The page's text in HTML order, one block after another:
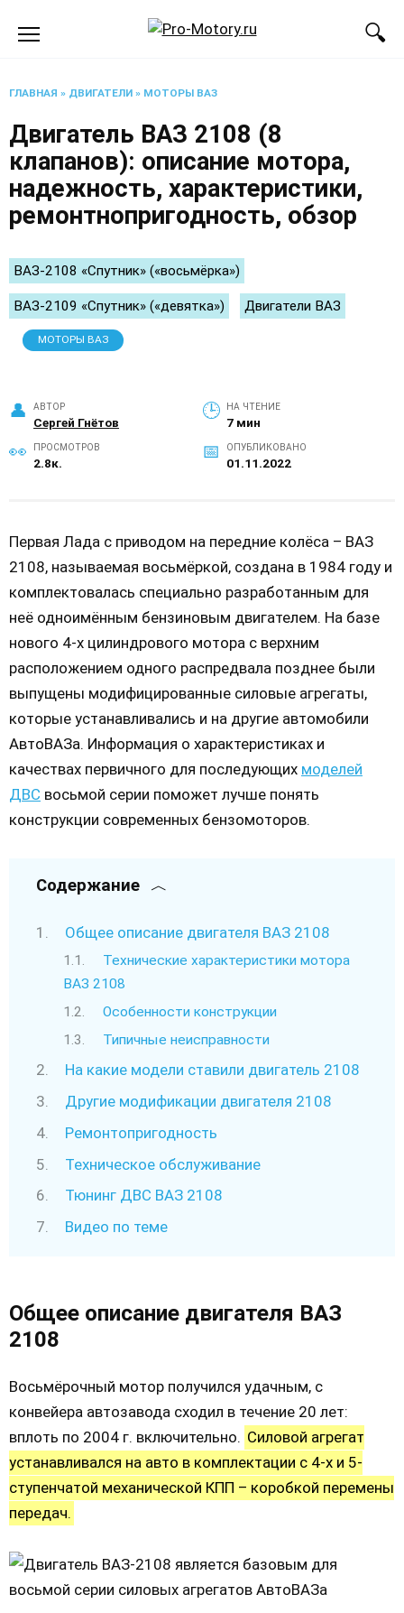
ГЛАВНАЯ » ДВИГАТЕЛИ » МОТОРЫ ВАЗ
Двигатель ВАЗ 2108 (8
клапанов): описание мотора,
надежность, характеристики,
ремонтнопригодность, обзор
ВАЗ-2108 «Спутник» («восьмёрка»)
ВАЗ-2109 «Спутник» («девятка») Двигатели ВАЗ
МОТОРЫ ВАЗ
АВТОР
Сергей Гнётов
НА ЧТЕНИЕ
7 мин
ПРОСМОТРОВ
2.8к.
ОПУБЛИКОВАНО
01.11.2022
Первая Лада с приводом на передние колёса – ВАЗ
2108, называемая восьмёркой, создана в 1984 году и
комплектовалась специально разработанным для
неё одноимённым бензиновым двигателем. На базе
нового 4-х цилиндрового мотора с верхним
расположением одного распредвала позднее были
выпущены модифицированные силовые агрегаты,
которые устанавливались и на другие автомобили
АвтоВАЗа. Информация о характеристиках и
качествах первичного для последующих моделей
ДВС восьмой серии поможет лучше понять
конструкции современных бензомоторов.
Содержание
Общее описание двигателя ВАЗ 2108
Технические характеристики мотора
ВАЗ 2108
Особенности конструкции
Типичные неисправности
На какие модели ставили двигатель 2108
Другие модификации двигателя 2108
Ремонтопригодность
Техническое обслуживание
Тюнинг ДВС ВАЗ 2108
Видео по теме
Общее описание двигателя ВАЗ
2108
Восьмёрочный мотор получился удачным, с
конвейера автозавода сходил в течение 20 лет:
вплоть по 2004 г. включительно. Силовой агрегат
устанавливался на авто в комплектации с 4-х и 5-
ступенчатой механической КПП – коробкой перемены
передач.